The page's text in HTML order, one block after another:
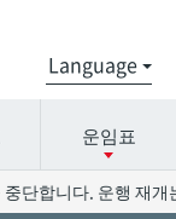
시오.
택하십시오.
운임표
합니다. 운행 재개